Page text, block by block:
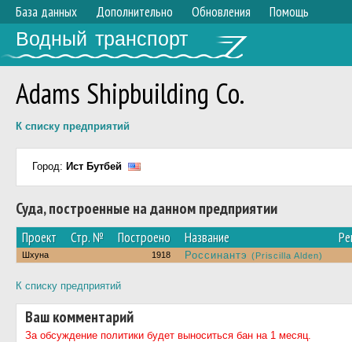
База данных Дополнительно Обновления Помощь
Водный транспорт
Adams Shipbuilding Co.
К списку предприятий
Город: Ист Бутбей
Суда, построенные на данном предприятии
Проект Стр. № Построено Название
Шхуна 1918 Россинантэ (Priscilla Alden)
К списку предприятий
Ваш комментарий
За обсуждение политики будет выноситься бан на 1 месяц.